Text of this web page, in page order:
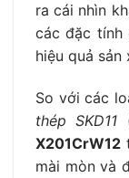
ra cái nhìn
các đặc tính
hiệu quả sản
So với các
thép SKD11
X201CrW12
mài mòn và